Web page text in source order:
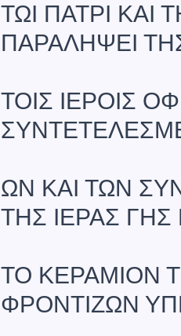
ΤΩΙ ΠΑΤΡΙ
ΠΑΡΑΛΗΨΕΙ
ΤΟΙΣ ΙΕΡΟΙΣ
ΩΝ ΚΑΙ ΤΩΝ
ΤΗΣ ΙΕΡΑΣ ΓΗΣ
ΤΟ ΚΕΡΑΜΙΟΝ
ΦΡΟΝΤΙΖΩΝ